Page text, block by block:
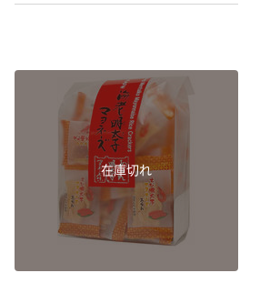
在庫切れ